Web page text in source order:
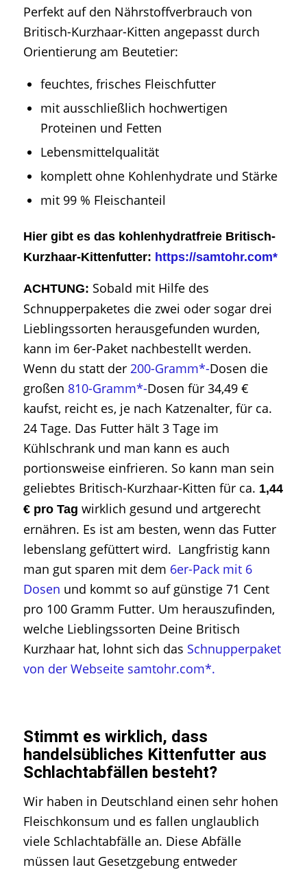
Perfekt auf den Nährstoffverbrauch von
Britisch-Kurzhaar-Kitten angepasst durch
Orientierung am Beutetier:
feuchtes, frisches Fleischfutter
mit ausschließlich hochwertigen
Proteinen und Fetten
Lebensmittelqualität
komplett ohne Kohlenhydrate und Stärke
mit 99 % Fleischanteil
Hier gibt es das kohlenhydratfreie Britisch-
Kurzhaar-Kittenfutter: https://samtohr.com*
ACHTUNG: Sobald mit Hilfe des
Schnupperpaketes die zwei oder sogar drei
Lieblingssorten herausgefunden wurden,
kann im 6er-Paket nachbestellt werden.
Wenn du statt der 200-Gramm*-Dosen die
großen 810-Gramm*-Dosen für 34,49 €
kaufst, reicht es, je nach Katzenalter, für ca.
24 Tage. Das Futter hält 3 Tage im
Kühlschrank und man kann es auch
portionsweise einfrieren. So kann man sein
geliebtes Britisch-Kurzhaar-Kitten für ca. 1,44
€ pro Tag wirklich gesund und artgerecht
ernähren. Es ist am besten, wenn das Futter
lebenslang gefüttert wird. Langfristig kann
man gut sparen mit dem 6er-Pack mit 6
Dosen und kommt so auf günstige 71 Cent
pro 100 Gramm Futter. Um herauszufinden,
welche Lieblingssorten Deine Britisch
Kurzhaar hat, lohnt sich das Schnupperpaket
von der Webseite samtohr.com*.
Stimmt es wirklich, dass
handelsübliches Kittenfutter aus
Schlachtabfällen besteht?
Wir haben in Deutschland einen sehr hohen
Fleischkonsum und es fallen unglaublich
viele Schlachtabfälle an. Diese Abfälle
müssen laut Gesetzgebung entweder